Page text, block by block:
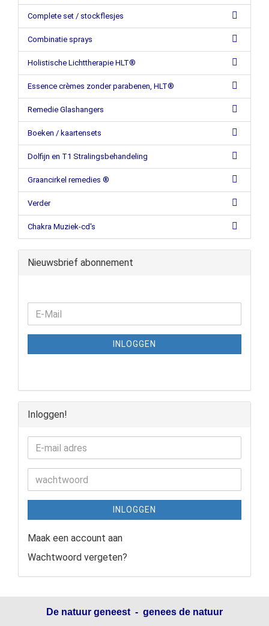
Complete set / stockflesjes
Combinatie sprays
Holistische Lichttherapie HLT®
Essence crèmes zonder parabenen, HLT®
Remedie Glashangers
Boeken / kaartensets
Dolfijn en T1 Stralingsbehandeling
Graancirkel remedies ®
Verder
Chakra Muziek-cd's
Nieuwsbrief abonnement
INLOGGEN
Inloggen!
INLOGGEN
Maak een account aan
Wachtwoord vergeten?
De natuur geneest - genees de natuur